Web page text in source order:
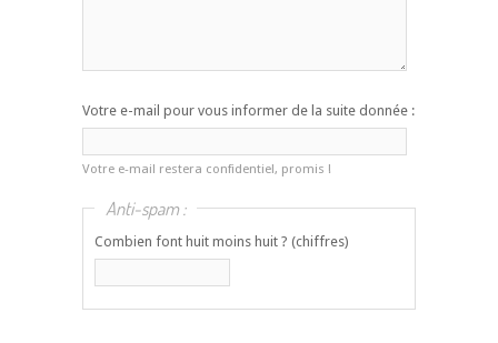
Votre e-mail pour vous informer de la suite donnée :
Votre e-mail restera confidentiel, promis !
Anti-spam :
Combien font huit moins huit ? (chiffres)